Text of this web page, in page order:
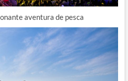
aventura de pesca